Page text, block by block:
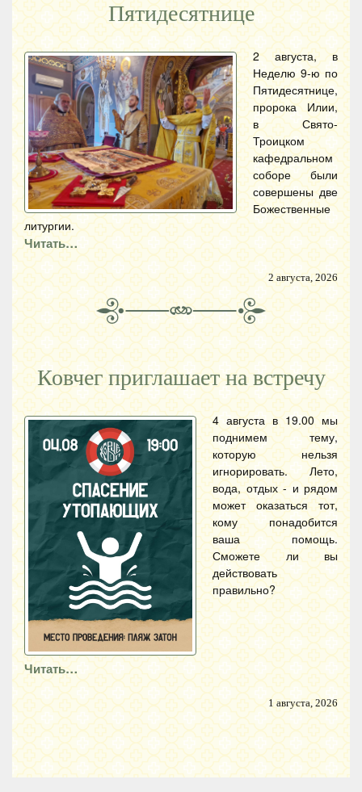
Пятидесятнице
2 августа, в
Неделю 9-ю по
Пятидесятнице,
пророка Илии,
в Свято-
Троицком
кафедральном
соборе были
совершены две
Божественные
литургии.
Читать…
2 августа, 2026
Ковчег приглашает на встречу
4 августа в 19.00 мы
поднимем тему,
которую нельзя
игнорировать. Лето,
вода, отдых - и рядом
может оказаться тот,
кому понадобится
ваша помощь.
Сможете ли вы
действовать
правильно?
Читать…
1 августа, 2026